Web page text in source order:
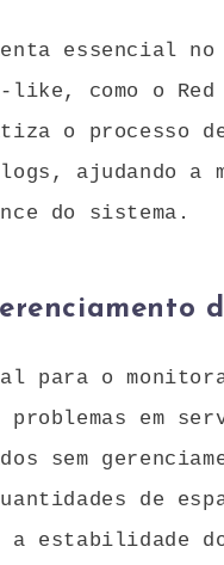
essencial no
like, como o
o processo
logs, ajudando a
do sistema.
para o
em
sem
de
a estabilidade